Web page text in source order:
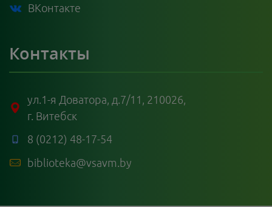
ВКонтакте
Контакты
ул.1-я Доватора, д.7/11, 210026,
г. Витебск
8 (0212) 48-17-54
biblioteka@vsavm.by